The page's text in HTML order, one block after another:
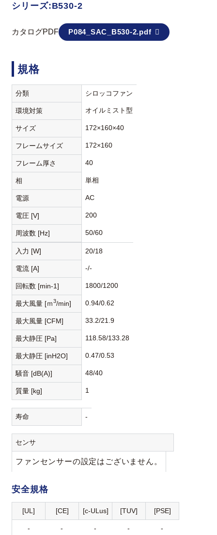
シリーズ:B530-2
カタログPDF P084_SAC_B530-2.pdf
規格
分類 シロッコファン
環境対策 オイルミスト型
サイズ 172×160×40
フレームサイズ 172×160
フレーム厚さ 40
相 単相
電源 AC
電圧 [V] 200
周波数 [Hz] 50/60
入力 [W] 20/18
電流 [A] -/-
回転数 [min-1] 1800/1200
最大風量 [ｍ3/min] 0.94/0.62
最大風量 [CFM] 33.2/21.9
最大静圧 [Pa] 118.58/133.28
最大静圧 [inH2O] 0.47/0.53
騒音 [dB(A)] 48/40
質量 [kg] 1
寿命 -
センサ
ファンセンサーの設定はございません。
安全規格
[UL] [CE] [c-ULus] [TUV] [PSE]
- - - - -